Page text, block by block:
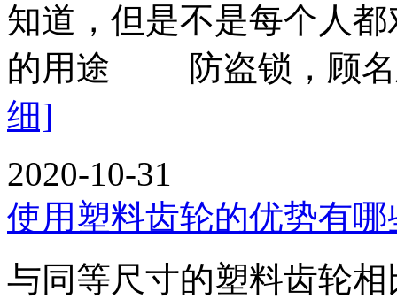
知道，但是不是每个
的用途 防盗锁，顾名
细]
2020-10-31
使用塑料齿轮的优势有哪
与同等尺寸的塑料齿轮